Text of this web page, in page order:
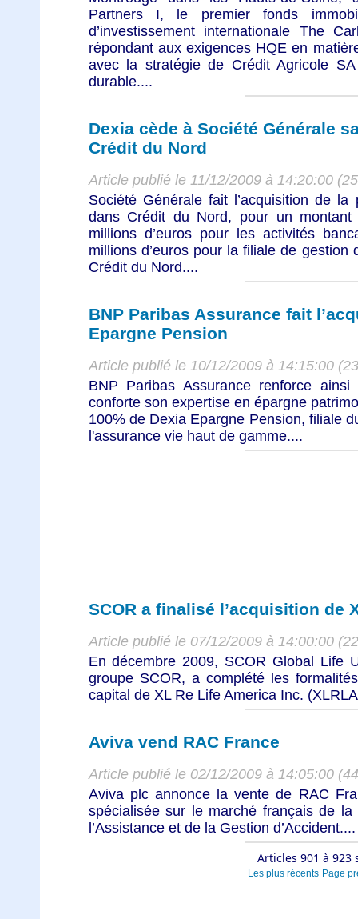
Partners I, le premier fonds
d’investissement internationale The
répondant aux exigences HQE en
avec la stratégie de Crédit Agricole
durable....
Dexia cède à Société Générale
Crédit du Nord
Article publié le 11/12/2009 à 14:20:00
Société Générale fait l’acquisition de
dans Crédit du Nord, pour un montant
millions d’euros pour les activités
millions d’euros pour la filiale de
Crédit du Nord....
BNP Paribas Assurance fait
Epargne Pension
Article publié le 10/12/2009 à 14:15:00
BNP Paribas Assurance renforce
conforte son expertise en épargne
100% de Dexia Epargne Pension, filiale
l'assurance vie haut de gamme....
SCOR a finalisé l’acquisition de
Article publié le 07/12/2009 à 14:00:00
En décembre 2009, SCOR Global Life
groupe SCOR, a complété les
capital de XL Re Life America Inc.
Aviva vend RAC France
Article publié le 02/12/2009 à 14:05:00
Aviva plc annonce la vente de RAC
spécialisée sur le marché français de
l’Assistance et de la Gestion d’Accident....
Articles 901 à 923
Les plus récents Page